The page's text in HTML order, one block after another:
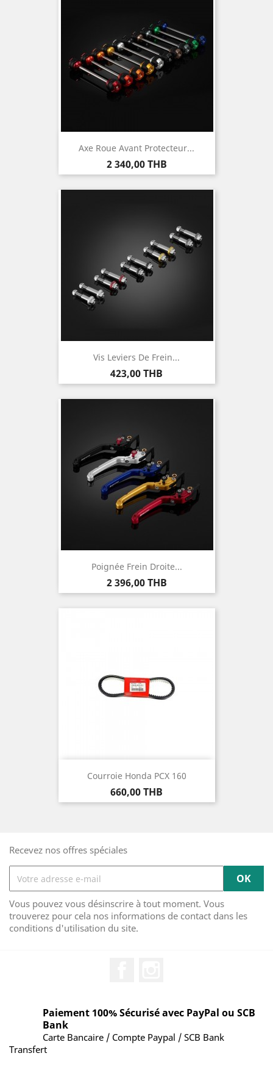
Axe Roue Avant Protecteur...
Prix
2 340,00 THB
Vis Leviers De Frein...
Prix
423,00 THB
Poignée Frein Droite...
Prix
2 396,00 THB
Courroie Honda PCX 160
Prix
660,00 THB
Recevez nos offres spéciales
Vous pouvez vous désinscrire à tout moment. Vous
trouverez pour cela nos informations de contact dans les
conditions d'utilisation du site.
Paiement 100% Sécurisé avec PayPal ou SCB
Bank
Carte Bancaire / Compte Paypal / SCB Bank
Transfert